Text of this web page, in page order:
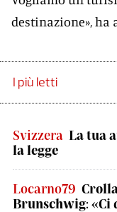
destinazione», ha
I più letti
Svizzera La tua
la legge
Locarno79
Brunschwig: «Ci